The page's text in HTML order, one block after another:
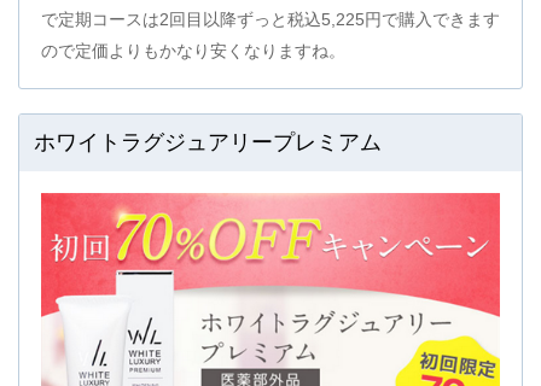
で定期コースは2回目以降ずっと税込5,225円で購入できます
ので定価よりもかなり安くなりますね。
ホワイトラグジュアリープレミアム